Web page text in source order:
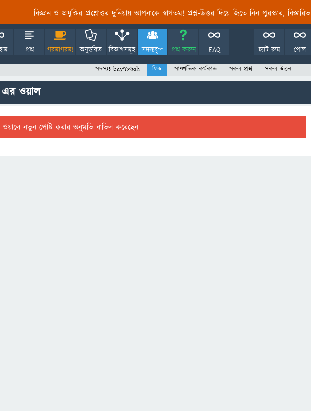
বিজ্ঞান ও প্রযুক্তির প্রশ্নোত্তর দুনিয়ায় আপনাকে স্বাগতম! প্রশ্ন-উত্তর দিয়ে জিতে নিন পুরস্কার, বিস্তারিত
প্রশ্ন গরমাগরম! অনুত্তরিত বিভাগসমূহ সদস্যবৃন্দ প্রশ্ন করুন FAQ পোল
চ্যাট রুম
সদস্যঃ bay789sh ফিড সাম্প্রতিক কর্মকান্ড সকল প্রশ্ন সকল উত্তর
ওয়াল
নতুন পোষ্ট করার অনুমতি বাতিল করেছেন